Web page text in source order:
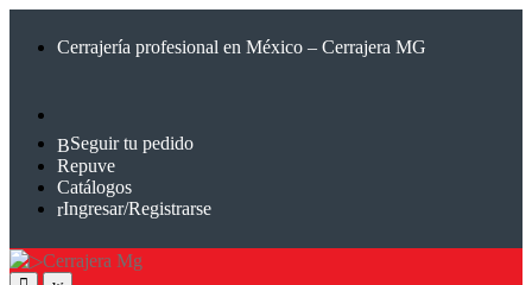
Cerrajería profesional en México – Cerrajera MG
Seguir tu pedido
Repuve
Catálogos
Ingresar/Registrarse